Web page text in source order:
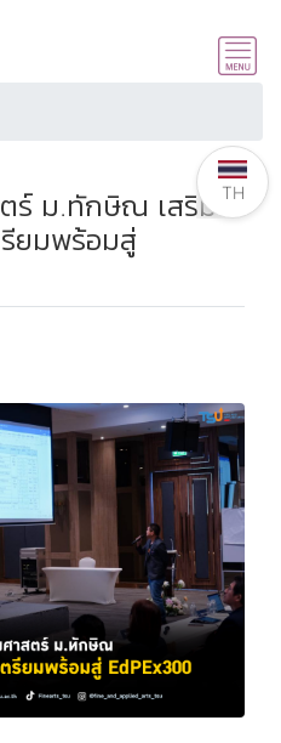
ร์ ม.ทักษิณ เสริม
ยมพร้อมสู่
TH